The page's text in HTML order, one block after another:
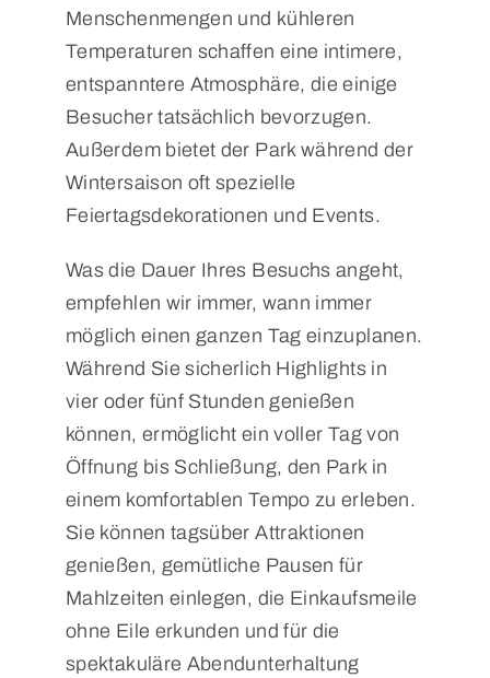
Menschenmengen und kühleren
Temperaturen schaffen eine intimere,
entspanntere Atmosphäre, die einige
Besucher tatsächlich bevorzugen.
Außerdem bietet der Park während der
Wintersaison oft spezielle
Feiertagsdekorationen und Events.
Was die Dauer Ihres Besuchs angeht,
empfehlen wir immer, wann immer
möglich einen ganzen Tag einzuplanen.
Während Sie sicherlich Highlights in
vier oder fünf Stunden genießen
können, ermöglicht ein voller Tag von
Öffnung bis Schließung, den Park in
einem komfortablen Tempo zu erleben.
Sie können tagsüber Attraktionen
genießen, gemütliche Pausen für
Mahlzeiten einlegen, die Einkaufsmeile
ohne Eile erkunden und für die
spektakuläre Abendunterhaltung